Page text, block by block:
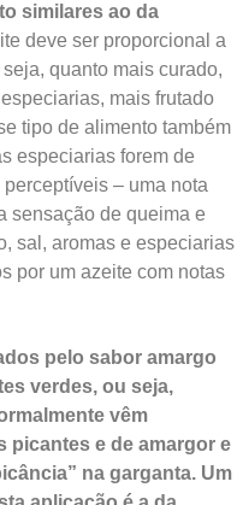
similares ao da
deve ser proporcional a
quanto mais curado,
mais frutado
tipo de alimento também
especiarias forem de
– uma nota
sensação de queima e
sal, aromas e especiarias
por um azeite com notas
pelo sabor amargo
verdes, ou seja,
vêm
picantes e de amargor e
na garganta. Um